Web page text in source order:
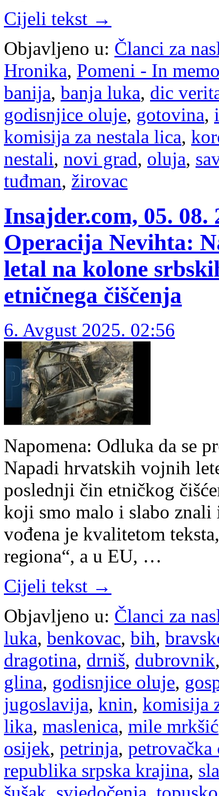
Cijeli tekst →
Objavljeno u: Članci za
Hronika, Pomeni - In
banija, banja luka, dic
godisnjice oluje, gotovina,
komisija za nestala lica,
nestali, novi grad, oluja,
tuđman, žirovac
Insajder.com, 05.
Operacija Nevihta:
letal na kolone
etničnega čiščenja
6. Avgust 2025. 02:56
Napomena: Odluka da se
Napadi hrvatskih vojnih
poslednji čin etničkog
koji smo malo i slabo znali
vođena je kvalitetom
regiona“, a u EU, …
Cijeli tekst →
Objavljeno u: Članci za
luka, benkovac, bih,
dragotina, drniš, dubrovnik
glina, godisnjice oluje,
jugoslavija, knin, komisija
lika, maslenica, mile mrkšić
osijek, petrinja, petrovačka
republika srpska krajina,